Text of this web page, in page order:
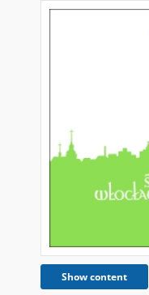
Show content